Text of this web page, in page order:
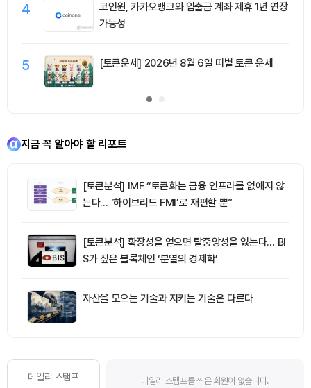
4
코인원, 카카오뱅크와 입출금 계좌 제휴 1년 연장
가능성
5 [토큰운세] 2026년 8월 6일 띠별 토큰 운세
지금 꼭 알아야 할 리포트
[토큰분석] IMF “토큰화는 금융 인프라를 없애지 않
는다… ‘하이브리드 FMI’로 재편할 뿐”
[토큰분석] 확장성을 얻으면 탈중앙성을 잃는다… BI
S가 짚은 블록체인 ‘분열의 경제학’
자산을 모으는 기술과 지키는 기술은 다르다
데일리 스탬프
데일리 스탬프를 찍은 회원이 없습니다.